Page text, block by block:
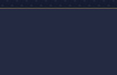
✕
✕
✕
?
✕